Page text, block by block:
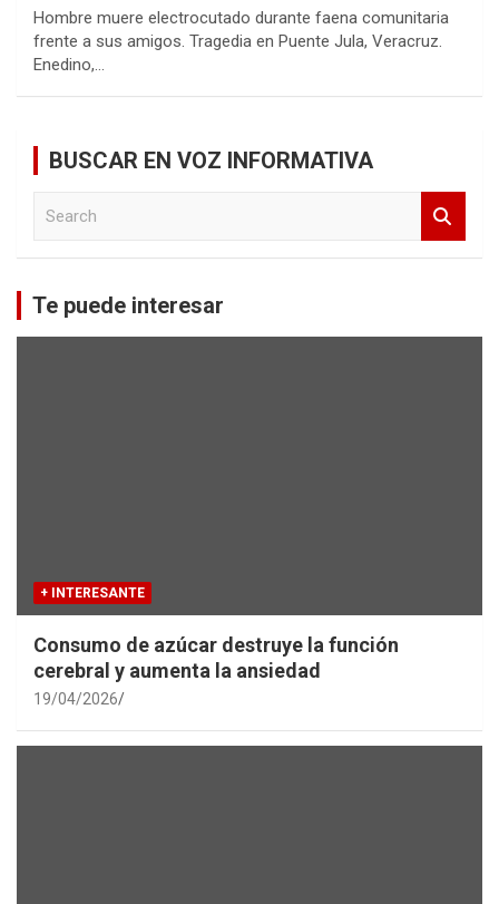
Hombre muere electrocutado durante faena comunitaria
frente a sus amigos. Tragedia en Puente Jula, Veracruz.
Enedino,…
BUSCAR EN VOZ INFORMATIVA
c
h
Te puede interesar
+ INTERESANTE
Consumo de azúcar destruye la función
cerebral y aumenta la ansiedad
19/04/2026